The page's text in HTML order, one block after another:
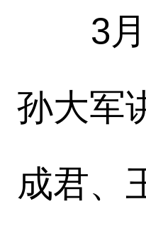
3月
孙大军
成君、